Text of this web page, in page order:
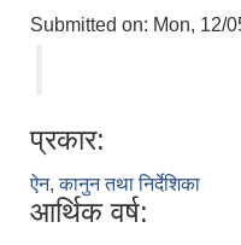
Submitted on: Mon, 12/
प्रकार:
ऐन, कानुन तथा निर्देशिका
आर्थिक वर्ष: